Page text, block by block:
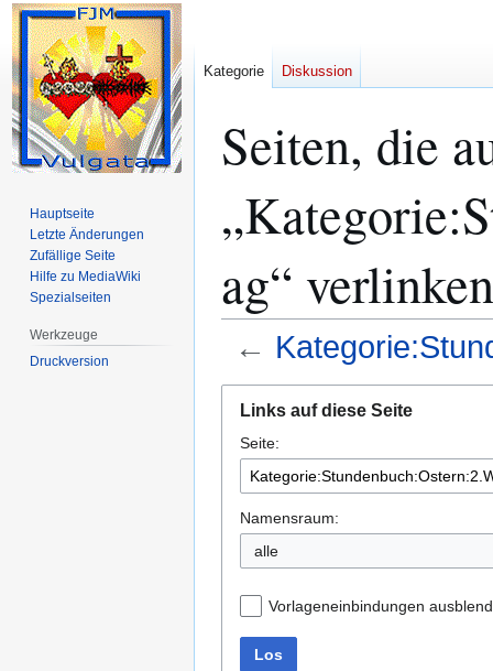
Seiten, die
ag“ verlinken
←
Navigation
springen
Suche
springen
Links auf diese Seite
Seite:
Namensraum:
alle
Vorlageneinbindungen
Los
Kategorie Diskussion
Hauptseite
Letzte Änderungen
Zufällige Seite
Hilfe zu MediaWiki
Spezialseiten
Werkzeuge
Druckversion